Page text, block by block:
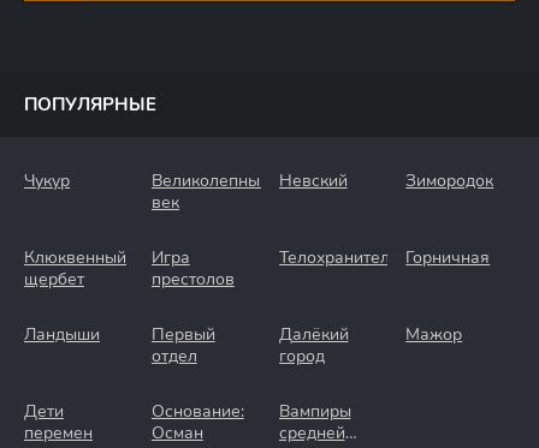
ПОПУЛЯРНЫЕ
Чукур
Великолепный
век
Невский Зимородок
Клюквенный
щербет
Игра
престолов
Телохранители Горничная
Ландыши
Первый
отдел
Далёкий
город
Мажор
Дети
перемен
Основание:
Осман
Вампиры
средней